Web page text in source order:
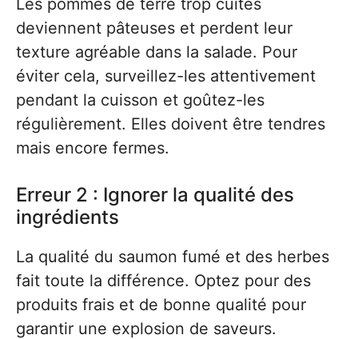
Les pommes de terre trop cuites
deviennent pâteuses et perdent leur
texture agréable dans la salade. Pour
éviter cela, surveillez-les attentivement
pendant la cuisson et goûtez-les
régulièrement. Elles doivent être tendres
mais encore fermes.
Erreur 2 : Ignorer la qualité des
ingrédients
La qualité du saumon fumé et des herbes
fait toute la différence. Optez pour des
produits frais et de bonne qualité pour
garantir une explosion de saveurs.